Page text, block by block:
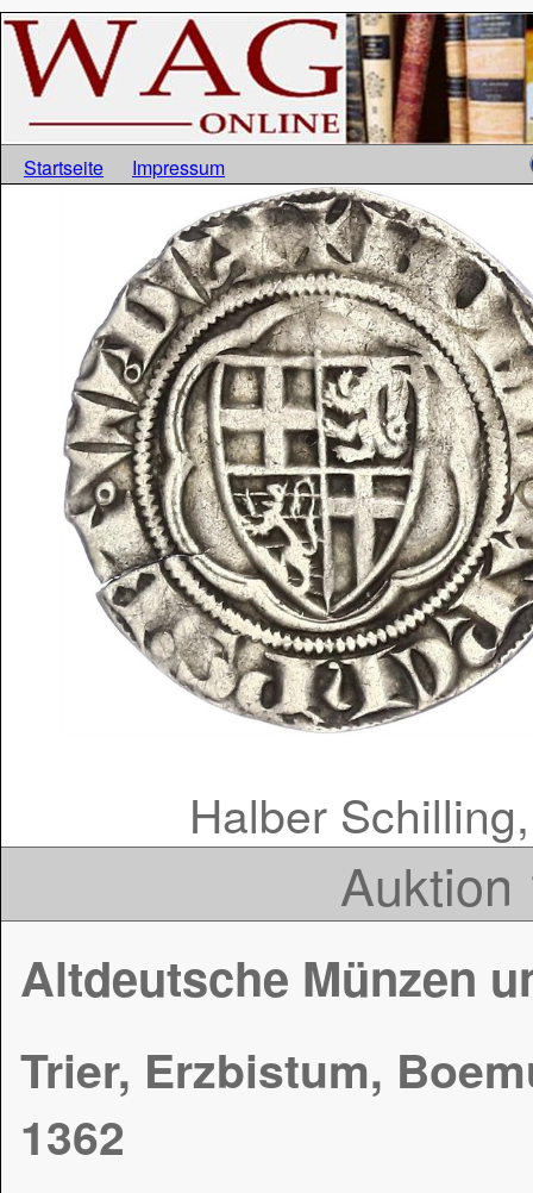
Startseite Impressum
Halber
Altdeutsche Münzen
Trier, Erzbistum,
1362